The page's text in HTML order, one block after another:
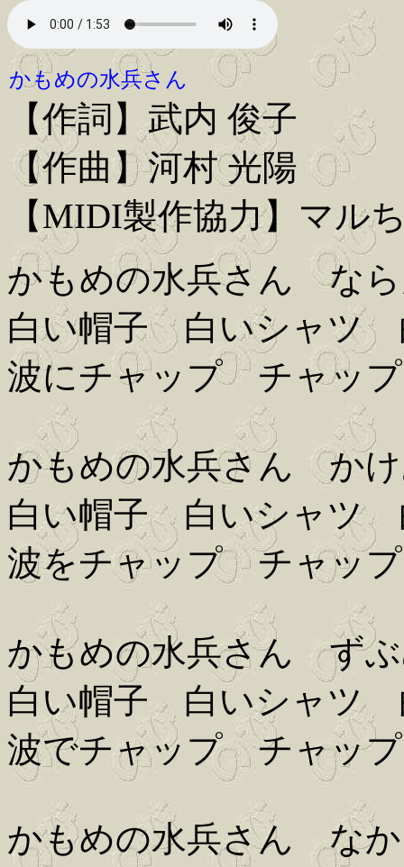
かもめの水兵さん
【作詞】武内 俊子
【作曲】河村 光陽
【MIDI製作協力】マル
かもめの水兵さん な
白い帽子 白いシャツ
波にチャップ チャッ
かもめの水兵さん か
白い帽子 白いシャツ
波をチャップ チャッ
かもめの水兵さん ず
白い帽子 白いシャツ
波でチャップ チャッ
かもめの水兵さん な